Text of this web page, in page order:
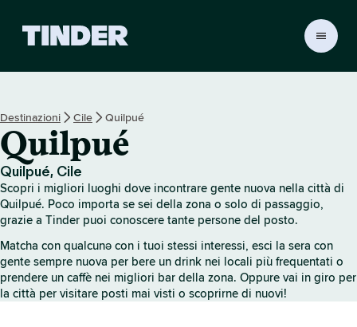
i
d
e
r
Destinazioni Cile Quilpué
Quilpué
Quilpué, Cile
Scopri i migliori luoghi dove incontrare gente nuova nella città di
Quilpué. Poco importa se sei della zona o solo di passaggio,
grazie a Tinder puoi conoscere tante persone del posto.
Matcha con qualcunə con i tuoi stessi interessi, esci la sera con
gente sempre nuova per bere un drink nei locali più frequentati o
prendere un caffè nei migliori bar della zona. Oppure vai in giro per
la città per visitare posti mai visti o scoprirne di nuovi!